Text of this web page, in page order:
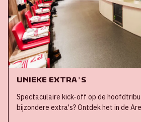
Unieke extra's
Spectaculaire kick-off op de
bijzondere extra's? Ontdek het in de